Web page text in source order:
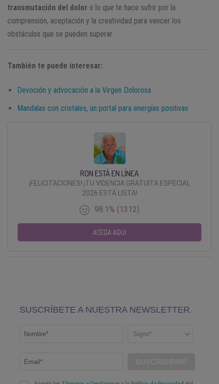
transmutación del dolor o lo que te hace sufrir por la
comprensión, aceptación y la creatividad para vencer los
obstáculos que se pueden superar.
También te puede interesar:
Devoción y advocación a la Virgen Dolorosa
Mandalas con cristales, un portal para energías positivas
RON ESTÁ EN LÍNEA
¡FELICITACIONES! ¡TU VIDENCIA GRATUITA ESPECIAL
2026 ESTÁ LISTA!
98.1% (1312)
ACEDA AQUI